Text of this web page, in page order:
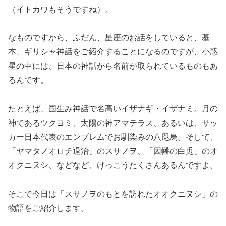
（イトカワもそうですね）。
なものですから、ふだん、星座のお話をしていると、基
本、ギリシャ神話をご紹介することになるのですが、小惑
星の中には、日本の神話から名前が取られているものもあ
るんです。
たとえば、国生み神話で名高いイザナギ・イザナミ。月の
神であるツクヨミ、太陽の神アマテラス、あるいは、サッ
カー日本代表のエンブレムでお馴染みの八咫烏。そして、
「ヤマタノオロチ退治」のスサノヲ、「因幡の白兎」のオ
オクニヌシ、などなど、けっこうたくさんあるんですよ。
そこで今日は「スサノヲのもとを訪れたオオクニヌシ」の
物語をご紹介します。